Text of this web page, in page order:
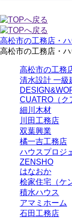
高松市の工務店・
高松市の工務店・
高松市の工務
清水設計 一級
CUATRO（ク
細川木材
川田工務店
双葉興業
橘一吉工務店
ハウスプロジ
ZENSHO
はなおか
桧家住宅（ケ
積水ハウス
アマミホーム
石田工務店